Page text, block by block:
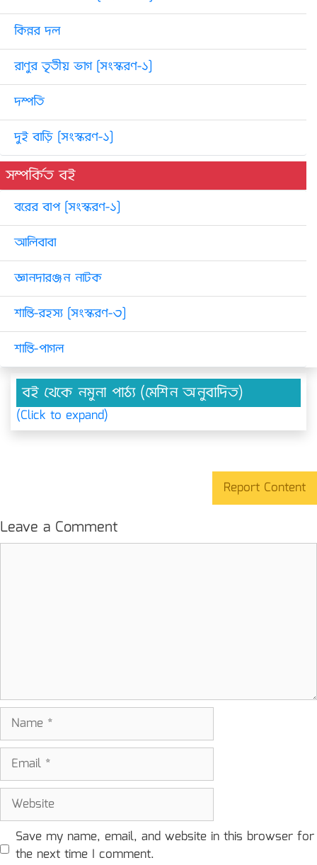
কিন্নর দল
রাণুর তৃতীয় ভাগ [সংস্করণ-১]
দম্পতি
দুই বাড়ি [সংস্করণ-১]
সম্পর্কিত বই
বরের বাপ [সংস্করণ-১]
আলিবাবা
জ্ঞানদারঞ্জন নাটক
শান্তি-রহস্য [সংস্করণ-৩]
শান্তি-পাগল
বই থেকে নমুনা পাঠ্য (মেশিন অনুবাদিত)
(Click to expand)
Report Content
Leave a Comment
Name
Email
Website
Save my name, email, and website in this browser for
the next time I comment.